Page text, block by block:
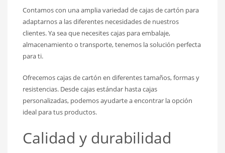
Contamos con una amplia variedad de cajas de cartón para
adaptarnos a las diferentes necesidades de nuestros
clientes. Ya sea que necesites cajas para embalaje,
almacenamiento o transporte, tenemos la solución perfecta
para ti.
Ofrecemos cajas de cartón en diferentes tamaños, formas y
resistencias. Desde cajas estándar hasta cajas
personalizadas, podemos ayudarte a encontrar la opción
ideal para tus productos.
Calidad y durabilidad